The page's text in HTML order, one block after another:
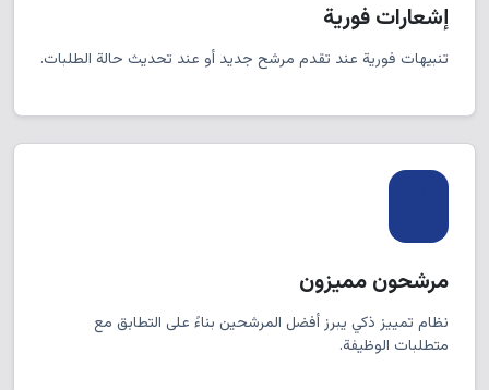
إشعارات فورية
تنبيهات فورية عند تقدم مرشح جديد أو عند تحديث حالة الطلبات.
مرشحون مميزون
نظام تمييز ذكي يبرز أفضل المرشحين بناءً على التطابق مع
متطلبات الوظيفة.